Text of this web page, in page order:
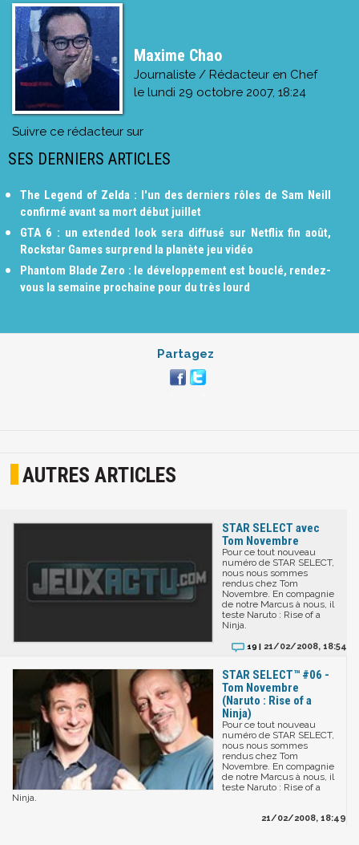
Maxime Chao
Journaliste / Rédacteur en Chef
le lundi 29 octobre 2007, 18:24
Suivre ce rédacteur sur
SES DERNIERS ARTICLES
The Legend of Zelda : l'un des derniers rôles de Sam Neill
confirmé avant sa mort début juillet
GTA 6 : un extended look sera diffusé sur Netflix fin août,
Rockstar Games surprend la planète jeu vidéo
Phantom Blade Zero : le développement est bouclé, rendez-
vous la semaine prochaine pour du très lourd
Partagez
AUTRES ARTICLES
STAR SELECT avec
Tom Novembre
Pour ce tout nouveau
numéro de STAR SELECT,
nous nous sommes
rendus chez Tom
Novembre. En compagnie
de notre Marcus à nous, il
teste Naruto : Rise of a
Ninja.
19 | 21/02/2008, 18:54
STAR SELECT™ #06 -
Tom Novembre
(Naruto : Rise of a
Ninja)
Pour ce tout nouveau
numéro de STAR SELECT,
nous nous sommes
rendus chez Tom
Novembre. En compagnie
de notre Marcus à nous, il
teste Naruto : Rise of a
Ninja.
21/02/2008, 18:49